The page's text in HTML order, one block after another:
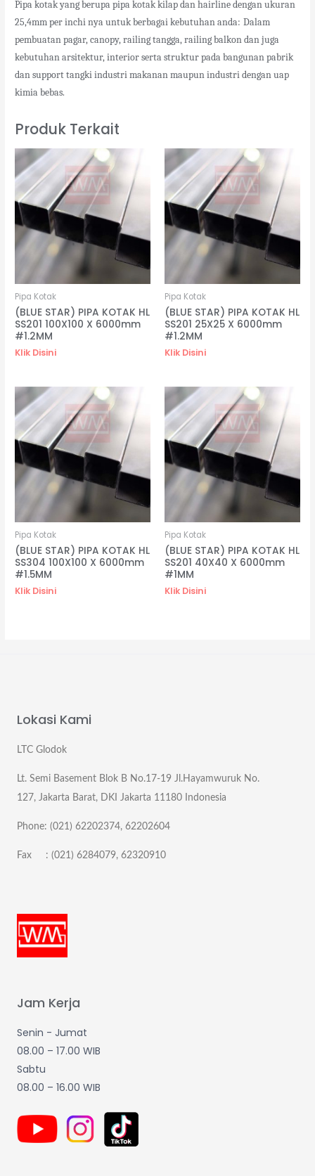
Pipa kotak yang berupa pipa kotak kilap dan hairline dengan ukuran
25,4mm per inchi nya untuk berbagai kebutuhan anda: Dalam
pembuatan pagar, canopy, railing tangga, railing balkon dan juga
kebutuhan arsitektur, interior serta struktur pada bangunan pabrik
dan support tangki industri makanan maupun industri dengan uap
kimia bebas.
Produk Terkait
Pipa Kotak
(BLUE STAR) PIPA KOTAK HL
SS201 100X100 X 6000mm
#1.2MM
Klik Disini
Pipa Kotak
(BLUE STAR) PIPA KOTAK HL
SS201 25X25 X 6000mm
#1.2MM
Klik Disini
Pipa Kotak
(BLUE STAR) PIPA KOTAK HL
SS304 100X100 X 6000mm
#1.5MM
Klik Disini
Pipa Kotak
(BLUE STAR) PIPA KOTAK HL
SS201 40X40 X 6000mm
#1MM
Klik Disini
Lokasi Kami
LTC Glodok
Lt. Semi Basement Blok B No.17-19 Jl.Hayamwuruk No.
127, Jakarta Barat, DKI Jakarta 11180 Indonesia
Phone: (021) 62202374, 62202604
Fax : (021) 6284079, 62320910
Jam Kerja
Senin - Jumat
08.00 – 17.00 WIB
Sabtu
08.00 – 16.00 WIB